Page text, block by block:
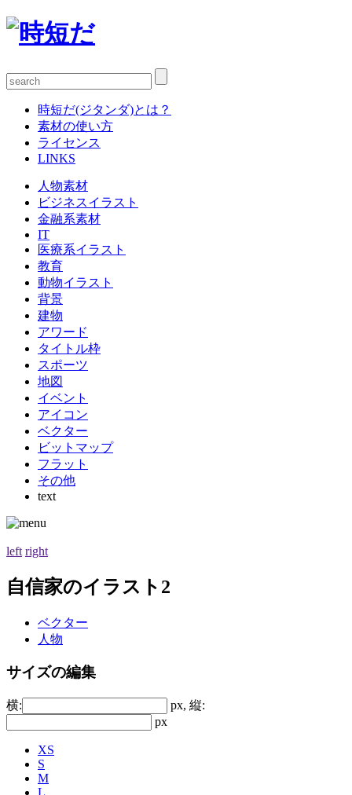
時短だ(ジタンダ)とは？
素材の使い方
ライセンス
LINKS
人物素材
ビジネスイラスト
金融系素材
IT
医療系イラスト
教育
動物イラスト
背景
建物
アワード
タイトル枠
スポーツ
地図
イベント
アイコン
ベクター
ビットマップ
フラット
その他
text
left right
自信家のイラスト2
ベクター
人物
サイズの編集
横:
px, 縦:
px
XS
S
M